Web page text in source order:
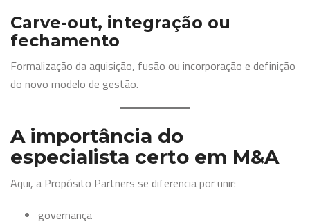
Carve-out, integração ou
fechamento
Formalização da aquisição, fusão ou incorporação e definição
do novo modelo de gestão.
A importância do
especialista certo em M&A
Aqui, a Propósito Partners se diferencia por unir:
governança